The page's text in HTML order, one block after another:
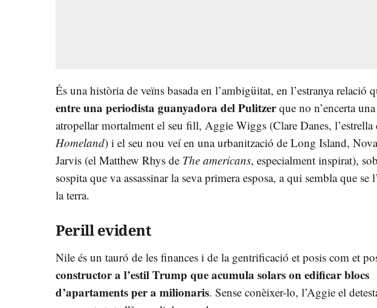
És una història de veïns basada en l’ambigüitat, en l’estranya relació
entre una periodista guanyadora del Pulitzerque no n’encerta
atropellar mortalment el seu fill, Aggie Wiggs (Clare Danes, l’estrella
Homeland) i el seu nou veí en una urbanització de Long Island,
Jarvis (el Matthew Rhys de The americans, especialment inspirat),
sospita que va assassinar la seva primera esposa, a qui sembla que se
la terra.
Perill evident
Nile és un tauró de les finances i de la gentrificació et posis com et
constructor a l’estil Trump que acumula solars on edificar blocs
d’apartaments per a milionaris. Sense conèixer-lo, l’Aggie el